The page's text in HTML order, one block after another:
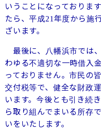
いうことになっておりま
たら、平成21 年度から施
ざいます。
最後に、八幡浜市では
わゆる不適切な一時借入
っておりません。市民の
交付税等で、健全な財政
います。今後とも引き続
ら取り組んでまいる所存
いをいたします。